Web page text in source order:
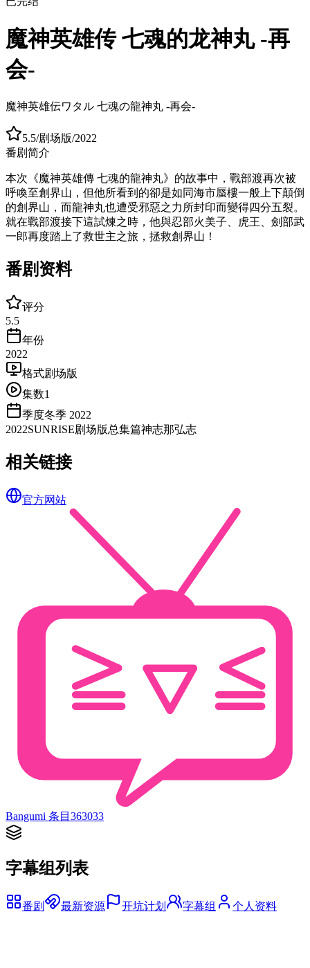
魔神英雄传 七魂的龙神丸 -再
会-
魔神英雄伝ワタル 七魂の龍神丸 -再会-
5.5/剧场版/2022
番剧简介
本次《魔神英雄傳 七魂的龍神丸》的故事中，戰部渡再次被
呼喚至創界山，但他所看到的卻是如同海市蜃樓一般上下顛倒
的創界山，而龍神丸也遭受邪惡之力所封印而變得四分五裂。
就在戰部渡接下這試煉之時，他與忍部火美子、虎王、劍部武
一郎再度踏上了救世主之旅，拯救創界山！
番剧资料
评分
5.5
年份
2022
格式剧场版
集数1
季度冬季 2022
2022SUNRISE剧场版总集篇神志那弘志
相关链接
官方网站
Bangumi 条目 363033
字幕组列表
番剧 最新资源 开坑计划 字幕组 个人资料